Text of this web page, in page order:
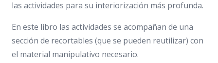
las actividades para su interiorización más profunda.
En este libro las actividades se acompañan de una
sección de recortables (que se pueden reutilizar) con
el material manipulativo necesario.